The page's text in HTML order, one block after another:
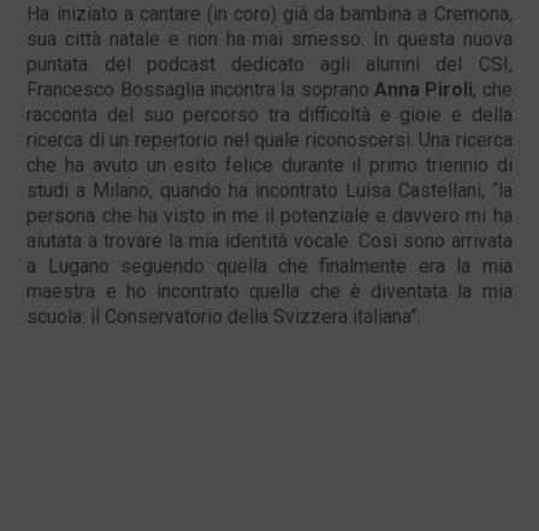
Ha iniziato a cantare (in coro) già da bambina a Cremona,
sua città natale e non ha mai smesso. In questa nuova
puntata del podcast dedicato agli alumni del CSI,
Francesco Bossaglia incontra la soprano Anna Piroli, che
racconta del suo percorso tra difficoltà e gioie e della
ricerca di un repertorio nel quale riconoscersi. Una ricerca
che ha avuto un esito felice durante il primo triennio di
studi a Milano, quando ha incontrato Luisa Castellani, “la
persona che ha visto in me il potenziale e davvero mi ha
aiutata a trovare la mia identità vocale. Così sono arrivata
a Lugano seguendo quella che finalmente era la mia
maestra e ho incontrato quella che è diventata la mia
scuola: il Conservatorio della Svizzera italiana”.